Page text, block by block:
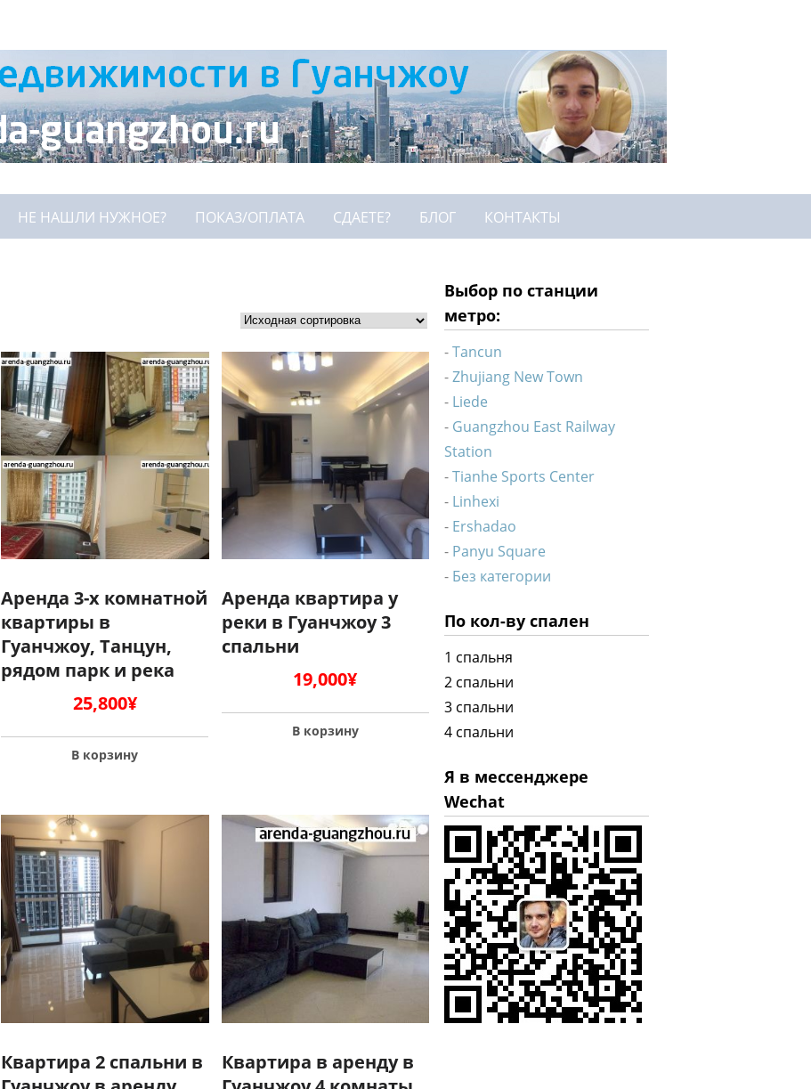
НЕ НАШЛИ НУЖНОЕ? ПОКАЗ/ОПЛАТА СДАЕТЕ? БЛОГ КОНТАКТЫ
Аренда 3-х комнатной
квартиры в
Гуанчжоу, Танцун,
рядом парк и река
25,800¥
В корзину
Аренда квартира у
реки в Гуанчжоу 3
спальни
19,000¥
В корзину
Квартира 2 спальни в
Квартира в аренду в
Выбор по станции
метро:
Tancun
Zhujiang New Town
Liede
Guangzhou East Railway
Station
Tianhe Sports Center
Linhexi
Ershadao
Panyu Square
Без категории
По кол-ву спален
1 спальня
2 спальни
3 спальни
4 спальни
Я в мессенджере
Wechat